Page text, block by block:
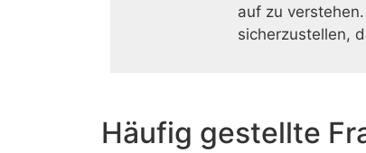
auf zu
sicherzustellen,
Häufig gestellte